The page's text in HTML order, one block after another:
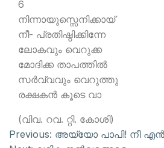
6
നിന്നായുസ്സെനിക്കായ്
നീ- പ്രതിഷ്ഠിക്കിന്നേ
ലോകവും വെറുക്ക
മോദിക്ക താപത്തില്‍
സര്‍വ്വവും വെറുത്തു
രക്ഷകന്‍ കൂടെ വാ
(വിവ. റവ. റ്റി. കോശി)
Previous: അയ്യോ പാപി! നീ